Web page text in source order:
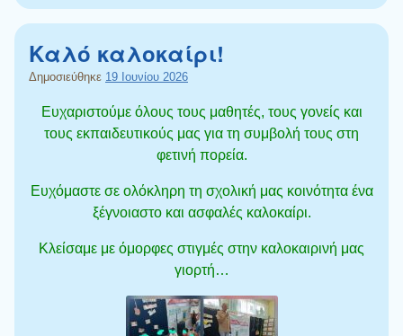
Καλό καλοκαίρι!
Δημοσιεύθηκε 19 Ιουνίου 2026
Ευχαριστούμε όλους τους μαθητές, τους γονείς και
τους εκπαιδευτικούς μας για τη συμβολή τους στη
φετινή πορεία.
Ευχόμαστε σε ολόκληρη τη σχολική μας κοινότητα ένα
ξέγνοιαστο και ασφαλές καλοκαίρι.
Κλείσαμε με όμορφες στιγμές στην καλοκαιρινή μας
γιορτή…